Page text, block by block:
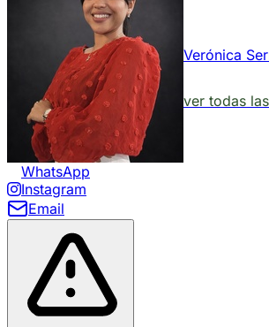
Verónica
ver todas
WhatsApp
Instagram
Email